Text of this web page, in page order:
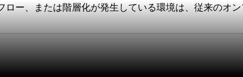
ー、または階層化が発生している環境は、従来のオ